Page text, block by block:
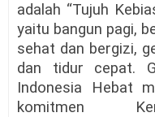
adalah “Tujuh
yaitu bangun pagi,
sehat dan bergizi,
dan tidur cepat.
Indonesia Hebat
komitmen